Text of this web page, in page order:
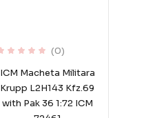
(0)
ICM Macheta Militara
Krupp L2H143 Kfz.69
with Pak 36 1:72 ICM